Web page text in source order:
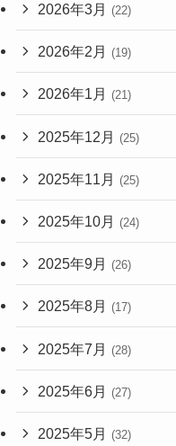
2026年3月 (22)
2026年2月 (19)
2026年1月 (21)
2025年12月 (25)
2025年11月 (25)
2025年10月 (24)
2025年9月 (26)
2025年8月 (17)
2025年7月 (28)
2025年6月 (27)
2025年5月 (32)